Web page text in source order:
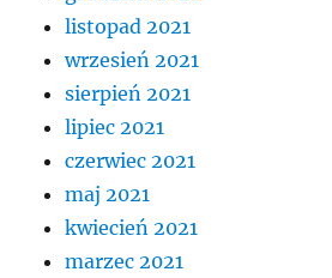
listopad 2021
wrzesień 2021
sierpień 2021
lipiec 2021
czerwiec 2021
maj 2021
kwiecień 2021
marzec 2021